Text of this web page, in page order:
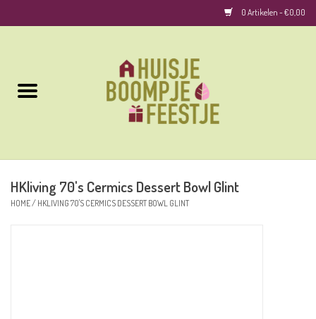
0 Artikelen - €0,00
Woonaccessoires
HKliving 70's Cermics Dessert Bowl Glint
HOME/ HKLIVING 70'S CERMICS DESSERT BOWL GLINT